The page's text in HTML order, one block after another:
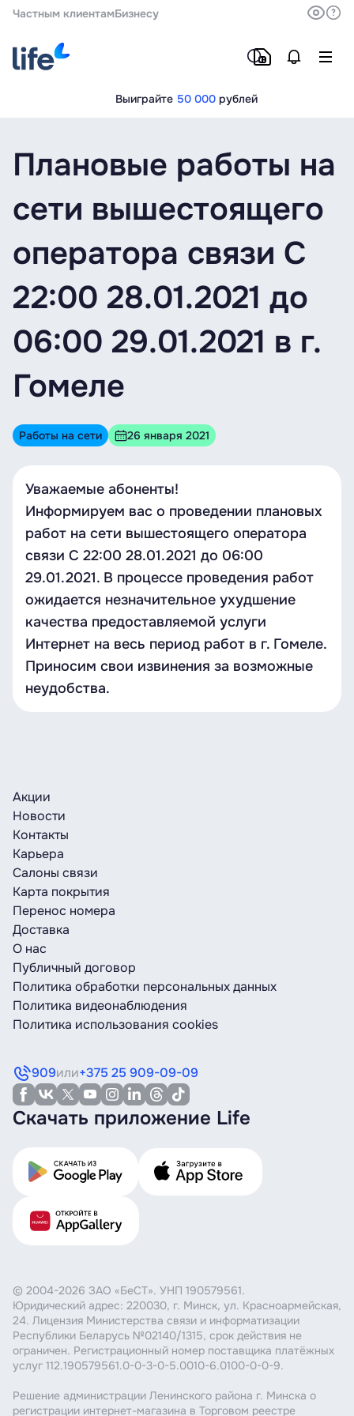
Частным клиентамБизнесу
Выиграйте 50 000 рублей
Плановые работы на
сети вышестоящего
оператора связи C
22:00 28.01.2021 до
06:00 29.01.2021 в г.
Гомеле
Работы на сети 26 января 2021
Уважаемые абоненты!
Информируем вас о проведении плановых
работ на сети вышестоящего оператора
связи C 22:00 28.01.2021 до 06:00
29.01.2021. В процессе проведения работ
ожидается незначительное ухудшение
качества предоставляемой услуги
Интернет на весь период работ в г. Гомеле.
Приносим свои извинения за возможные
неудобства.
Акции
Новости
Контакты
Карьера
Салоны связи
Карта покрытия
Перенос номера
Доставка
О нас
Публичный договор
Политика обработки персональных данных
Политика видеонаблюдения
Политика использования cookies
909или+375 25 909-09-09
Скачать приложение Life
© 2004-2026 ЗАО «БеСТ». УНП 190579561.
Юридический адрес: 220030, г. Минск, ул. Красноармейская,
24. Лицензия Министерства связи и информатизации
Республики Беларусь №02140/1315, срок действия не
ограничен. Регистрационный номер поставщика платёжных
услуг 112.190579561.0-0-3-0-5.0010-6.0100-0-0-9.
Решение администрации Ленинского района г. Минска о
регистрации интернет-магазина в Торговом реестре